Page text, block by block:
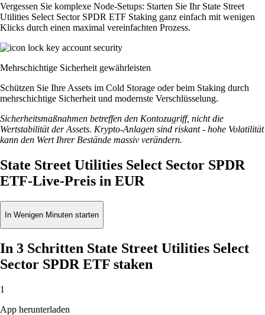
Vergessen Sie komplexe Node-Setups: Starten Sie Ihr State Street
Utilities Select Sector SPDR ETF Staking ganz einfach mit wenigen
Klicks durch einen maximal vereinfachten Prozess.
Mehrschichtige Sicherheit gewährleisten
Schützen Sie Ihre Assets im Cold Storage oder beim Staking durch
mehrschichtige Sicherheit und modernste Verschlüsselung.
Sicherheitsmaßnahmen betreffen den Kontozugriff, nicht die
Wertstabilität der Assets. Krypto-Anlagen sind riskant - hohe Volatilität
kann den Wert Ihrer Bestände massiv verändern.
State Street Utilities Select Sector SPDR
ETF-Live-Preis in EUR
In Wenigen Minuten starten
In 3 Schritten State Street Utilities Select
Sector SPDR ETF staken
1
App herunterladen